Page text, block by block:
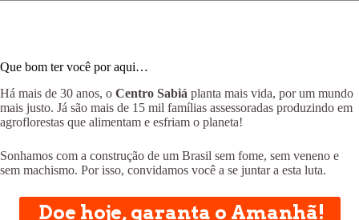
Que bom ter você por aqui…
Há mais de 30 anos, o Centro Sabiá planta mais vida, por um mundo
mais justo. Já são mais de 15 mil famílias assessoradas produzindo em
agroflorestas que alimentam e esfriam o planeta!
Sonhamos com a construção de um Brasil sem fome, sem veneno e
sem machismo. Por isso, convidamos você a se juntar a esta luta.
Doe hoje, garanta o Amanhã!